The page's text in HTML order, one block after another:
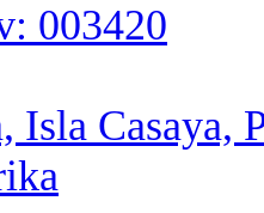
003420
Isla Casaya,